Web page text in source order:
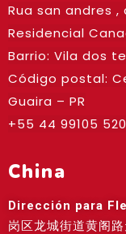
Rua san andres ,
Residencial
Barrio: Vila dos
Código postal:
Guaira – PR
+55 44 99105
China
Dirección para
岗区龙城街道黄阁